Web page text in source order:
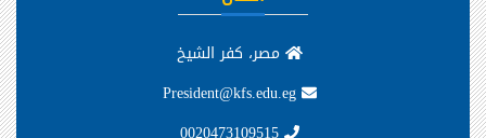
مصر، كفر الشيخ